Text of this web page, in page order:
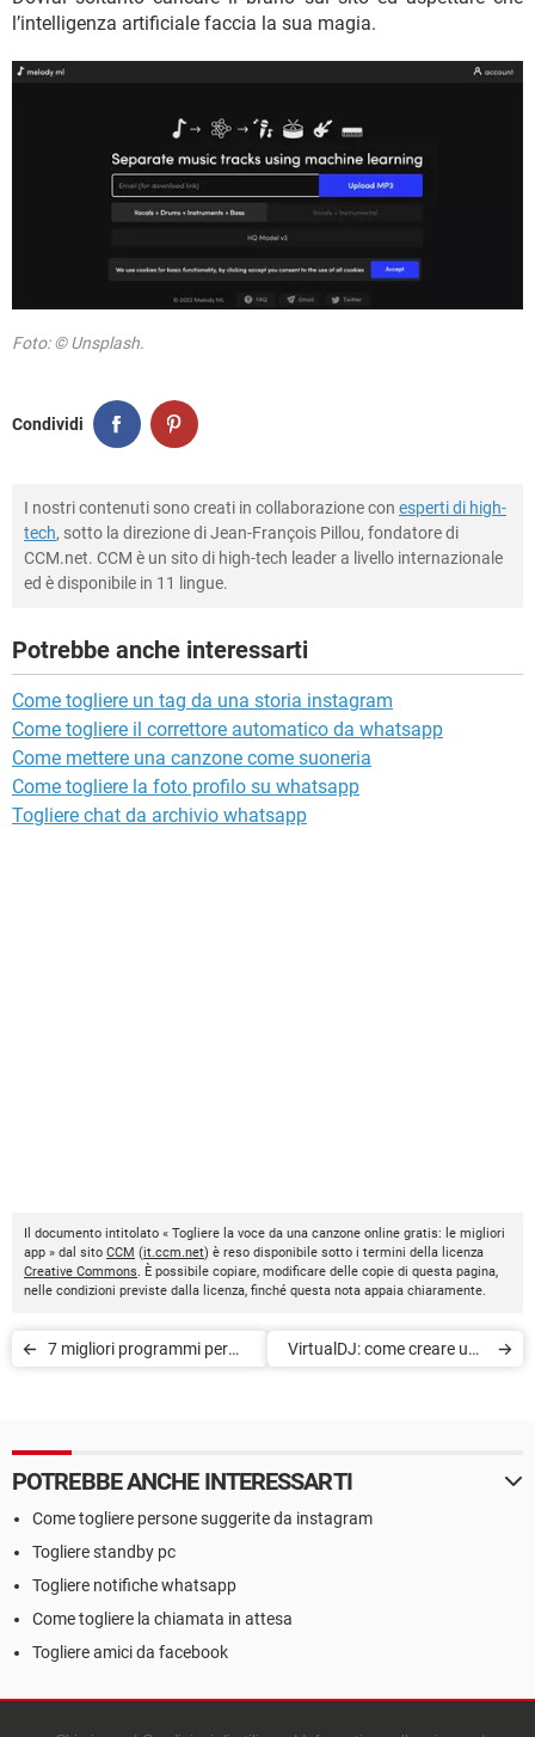
l’intelligenza artificiale faccia la sua magia.
Foto: © Unsplash.
Condividi
I nostri contenuti sono creati in collaborazione con esperti di high-
tech, sotto la direzione di Jean-François Pillou, fondatore di
CCM.net. CCM è un sito di high-tech leader a livello internazionale
ed è disponibile in 11 lingue.
Potrebbe anche interessarti
Come togliere un tag da una storia instagram
Come togliere il correttore automatico da whatsapp
Come mettere una canzone come suoneria
Come togliere la foto profilo su whatsapp
Togliere chat da archivio whatsapp
Il documento intitolato « Togliere la voce da una canzone online gratis: le migliori
app » dal sito CCM (it.ccm.net) è reso disponibile sotto i termini della licenza
Creative Commons. È possibile copiare, modificare delle copie di questa pagina,
nelle condizioni previste dalla licenza, finché questa nota appaia chiaramente.
7 migliori programmi per
VirtualDJ: come creare una
POTREBBE ANCHE INTERESSARTI
Come togliere persone suggerite da instagram
Togliere standby pc
Togliere notifiche whatsapp
Come togliere la chiamata in attesa
Togliere amici da facebook